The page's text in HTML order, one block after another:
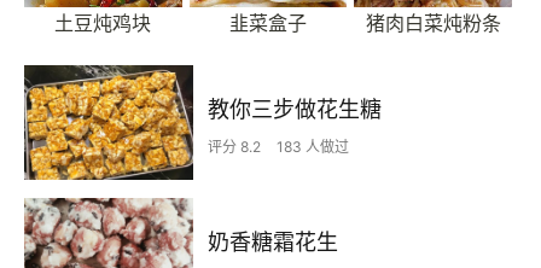
土豆炖鸡块 韭菜盒子 猪肉白菜炖粉条
教你三步做花生糖
评分 8.2 183 人做过
奶香糖霜花生